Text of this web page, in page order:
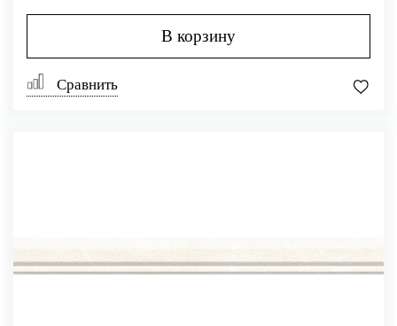
В корзину
Сравнить